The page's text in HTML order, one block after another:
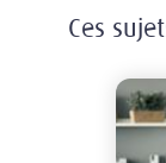
Ces